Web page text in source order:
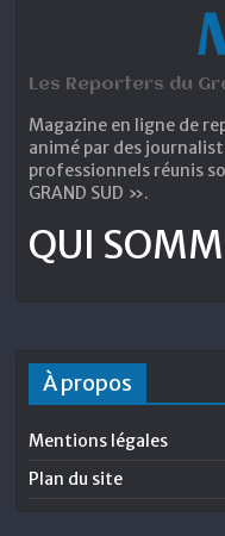
Les Reporters du
Magazine en ligne de
animé par des
professionnels réunis
GRAND SUD ».
QUI
À propos
Mentions légales
Plan du site